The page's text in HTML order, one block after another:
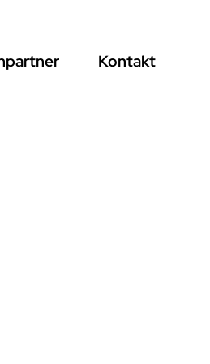
Kontakt